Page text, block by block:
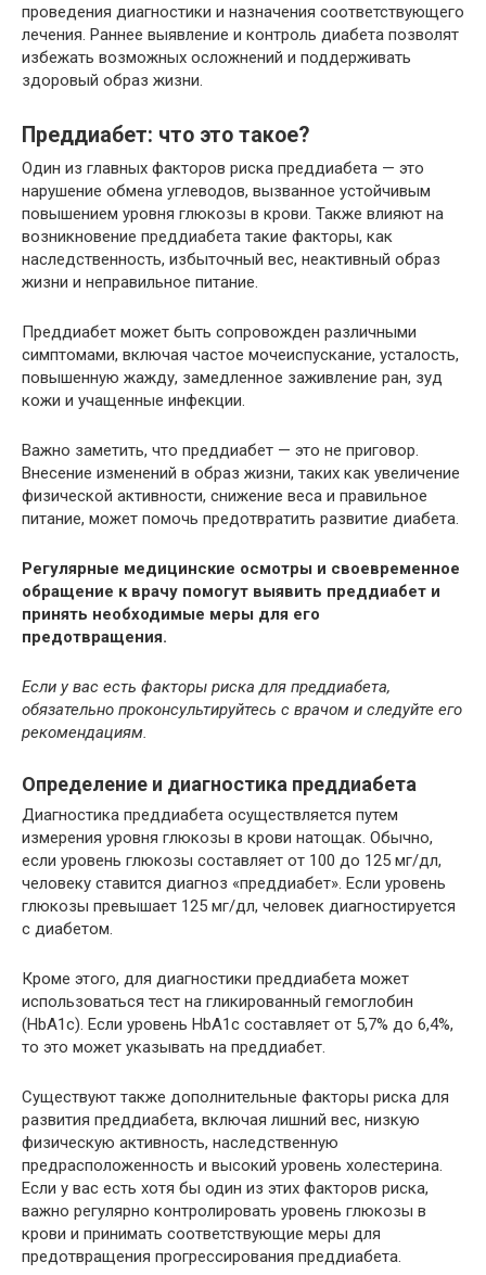
проведения диагностики и назначения соответствующего
лечения. Раннее выявление и контроль диабета позволят
избежать возможных осложнений и поддерживать
здоровый образ жизни.
Преддиабет: что это такое?
Один из главных факторов риска преддиабета — это
нарушение обмена углеводов, вызванное устойчивым
повышением уровня глюкозы в крови. Также влияют на
возникновение преддиабета такие факторы, как
наследственность, избыточный вес, неактивный образ
жизни и неправильное питание.
Преддиабет может быть сопровожден различными
симптомами, включая частое мочеиспускание, усталость,
повышенную жажду, замедленное заживление ран, зуд
кожи и учащенные инфекции.
Важно заметить, что преддиабет — это не приговор.
Внесение изменений в образ жизни, таких как увеличение
физической активности, снижение веса и правильное
питание, может помочь предотвратить развитие диабета.
Регулярные медицинские осмотры и своевременное
обращение к врачу помогут выявить преддиабет и
принять необходимые меры для его
предотвращения.
Если у вас есть факторы риска для преддиабета,
обязательно проконсультируйтесь с врачом и следуйте его
рекомендациям.
Определение и диагностика преддиабета
Диагностика преддиабета осуществляется путем
измерения уровня глюкозы в крови натощак. Обычно,
если уровень глюкозы составляет от 100 до 125 мг/дл,
человеку ставится диагноз «преддиабет». Если уровень
глюкозы превышает 125 мг/дл, человек диагностируется
с диабетом.
Кроме этого, для диагностики преддиабета может
использоваться тест на гликированный гемоглобин
(HbA1c). Если уровень HbA1c составляет от 5,7% до 6,4%,
то это может указывать на преддиабет.
Существуют также дополнительные факторы риска для
развития преддиабета, включая лишний вес, низкую
физическую активность, наследственную
предрасположенность и высокий уровень холестерина.
Если у вас есть хотя бы один из этих факторов риска,
важно регулярно контролировать уровень глюкозы в
крови и принимать соответствующие меры для
предотвращения прогрессирования преддиабета.